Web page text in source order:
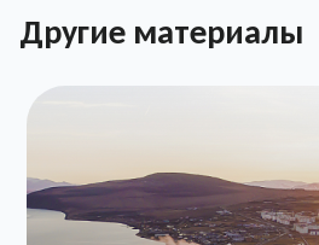
Другие материалы